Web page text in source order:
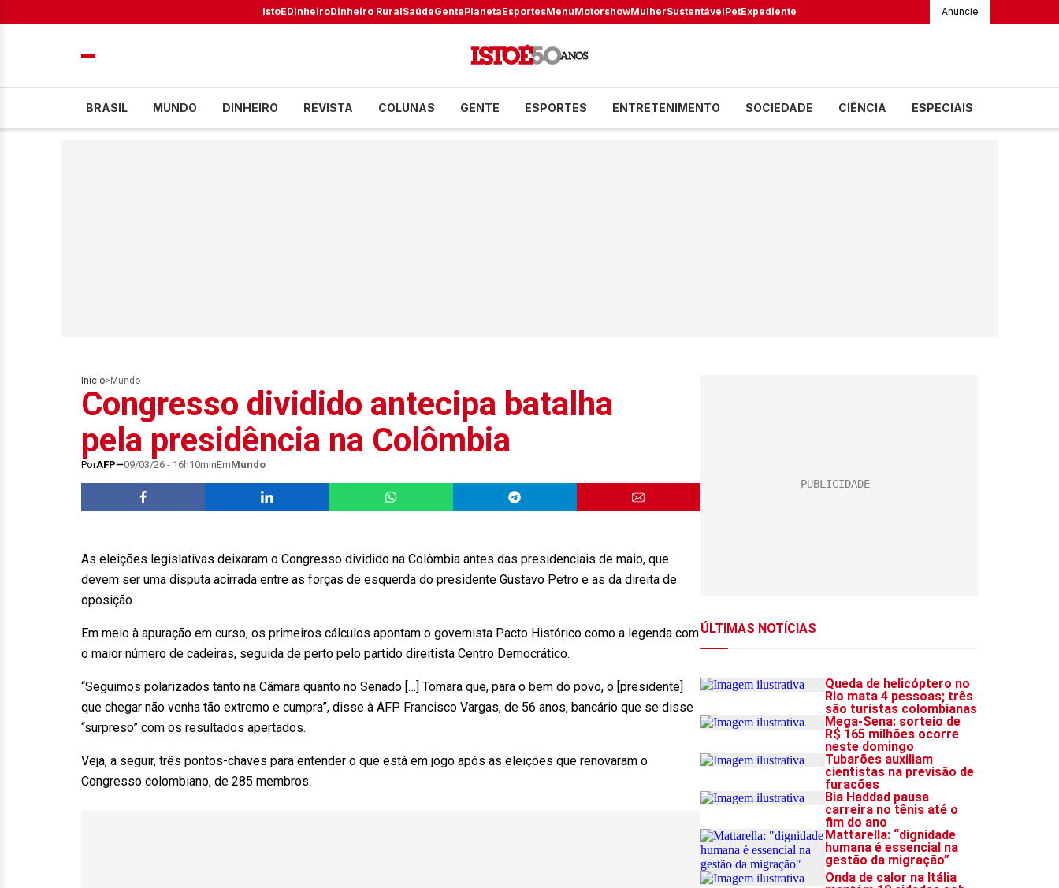
IstoÉDinheiroDinheiro RuralSaúdeGentePlanetaEsportesMenuMotorshowMulherSustentávelPetExpediente Anuncie
BRASIL MUNDO DINHEIRO REVISTA COLUNAS GENTE ESPORTES ENTRETENIMENTO SOCIEDADE CIÊNCIA ESPECIAIS
Início> Mundo
Congresso dividido antecipa batalha
pela presidência na Colômbia
PorAFP 09/03/26 - 16h10minEmMundo
As eleições legislativas deixaram o Congresso dividido na Colômbia antes das presidenciais de maio, que
devem ser uma disputa acirrada entre as forças de esquerda do presidente Gustavo Petro e as da direita de
oposição.
Em meio à apuração em curso, os primeiros cálculos apontam o governista Pacto Histórico como a legenda com
o maior número de cadeiras, seguida de perto pelo partido direitista Centro Democrático.
“Seguimos polarizados tanto na Câmara quanto no Senado […] Tomara que, para o bem do povo, o [presidente]
que chegar não venha tão extremo e cumpra”, disse à AFP Francisco Vargas, de 56 anos, bancário que se disse
“surpreso” com os resultados apertados.
Veja, a seguir, três pontos-chaves para entender o que está em jogo após as eleições que renovaram o
Congresso colombiano, de 285 membros.